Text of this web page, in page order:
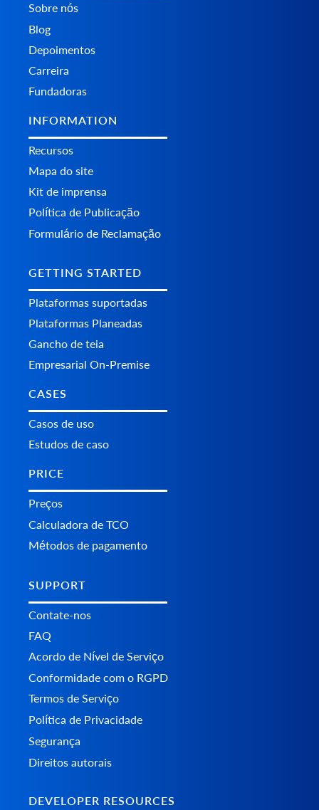
Sobre nós
Blog
Depoimentos
Carreira
Fundadoras
INFORMATION
Recursos
Mapa do site
Kit de imprensa
Política de Publicação
Formulário de Reclamação
GETTING STARTED
Plataformas suportadas
Plataformas Planeadas
Gancho de teia
Empresarial On-Premise
CASES
Casos de uso
Estudos de caso
PRICE
Preços
Calculadora de TCO
Métodos de pagamento
SUPPORT
Contate-nos
FAQ
Acordo de Nível de Serviço
Conformidade com o RGPD
Termos de Serviço
Política de Privacidade
Segurança
Direitos autorais
DEVELOPER RESOURCES